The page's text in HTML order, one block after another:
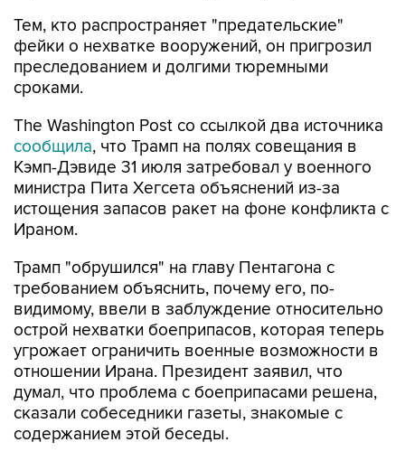
Тем, кто распространяет "предательские"
фейки о нехватке вооружений, он пригрозил
преследованием и долгими тюремными
сроками.
The Washington Post со ссылкой два источника
сообщила, что Трамп на полях совещания в
Кэмп-Дэвиде 31 июля затребовал у военного
министра Пита Хегсета объяснений из-за
истощения запасов ракет на фоне конфликта с
Ираном.
Трамп "обрушился" на главу Пентагона с
требованием объяснить, почему его, по-
видимому, ввели в заблуждение относительно
острой нехватки боеприпасов, которая теперь
угрожает ограничить военные возможности в
отношении Ирана. Президент заявил, что
думал, что проблема с боеприпасами решена,
сказали собеседники газеты, знакомые с
содержанием этой беседы.